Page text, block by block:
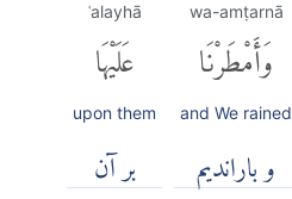
wa-amṭarnā
وَأَمْطَرْنَا
and We rained
و باراندیم
ʿalayhā
عَلَيْهَا
upon them
بر آن